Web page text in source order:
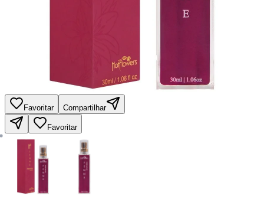
Favoritar Compartilhar
Favoritar